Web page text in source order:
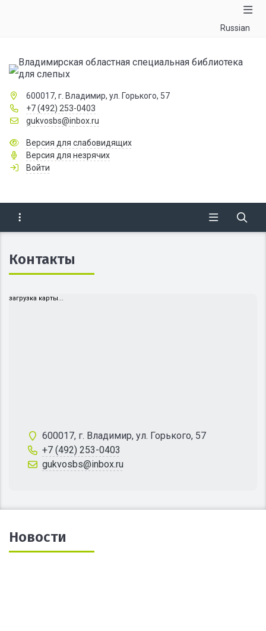
Russian
Владимирская областная специальная библиотека
для слепых
600017, г. Владимир, ул. Горького, 57
+7 (492) 253-0403
gukvosbs@inbox.ru
Версия для слабовидящих
Версия для незрячих
Войти
Контакты
загрузка карты...
600017, г. Владимир, ул. Горького, 57
+7 (492) 253-0403
gukvosbs@inbox.ru
Новости